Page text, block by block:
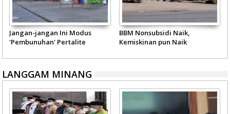
Jangan-jangan Ini Modus
'Pembunuhan' Pertalite
BBM Nonsubsidi Naik,
Kemiskinan pun Naik
LANGGAM MINANG